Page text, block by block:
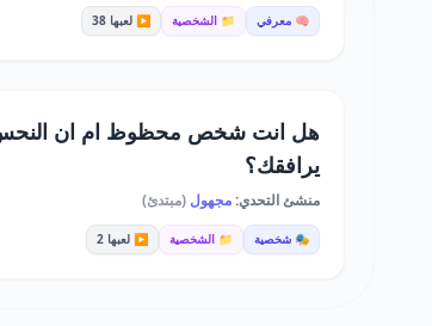
🧠 معرفي 📁 الشخصية ▶️ لعبها 38
هل انت شخص محظوظ ام ان
يرافقك؟
منشئ التحدي:مجهول (مبتدئ)
🎭 شخصية 📁 الشخصية ▶️ لعبها 2